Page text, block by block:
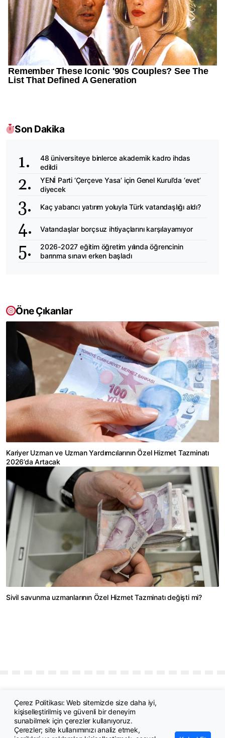
Son Dakika
48 üniversiteye binlerce akademik kadro ihdas
edildi
YENİ Parti ‘Çerçeve Yasa’ için Genel Kurul’da ‘evet’
diyecek
Kaç yabancı yatırım yoluyla Türk vatandaşlığı aldı?
Vatandaşlar borçsuz ihtiyaçlarını karşılayamıyor
2026-2027 eğitim öğretim yılında öğrencinin
barınma sınavı erken başladı
Öne Çıkanlar
Kariyer Uzman ve Uzman Yardımcılarının Özel Hizmet Tazminatı
2026’da Artacak
Sivil savunma uzmanlarının Özel Hizmet Tazminatı değişti mi?
Çerez Politikası: Web sitemizde size daha iyi,
kişiselleştirilmiş ve güvenli bir deneyim
sunabilmek için çerezler kullanıyoruz.
Çerezler; site kullanımınızı analiz etmek,